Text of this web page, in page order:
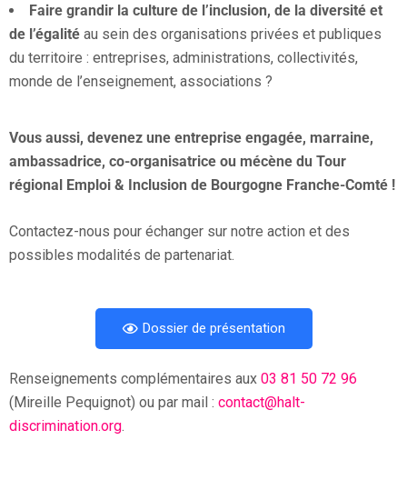
Faire grandir la culture de l’inclusion, de la diversité et
de l’égalité au sein des organisations privées et publiques
du territoire : entreprises, administrations, collectivités,
monde de l’enseignement, associations ?
Vous aussi, devenez une entreprise engagée, marraine,
ambassadrice, co-organisatrice ou mécène du Tour
régional Emploi & Inclusion de Bourgogne Franche-Comté !
Contactez-nous pour échanger sur notre action et des
possibles modalités de partenariat.
Dossier de présentation
Renseignements complémentaires aux 03 81 50 72 96
(Mireille Pequignot) ou par mail : contact@halt-
discrimination.org